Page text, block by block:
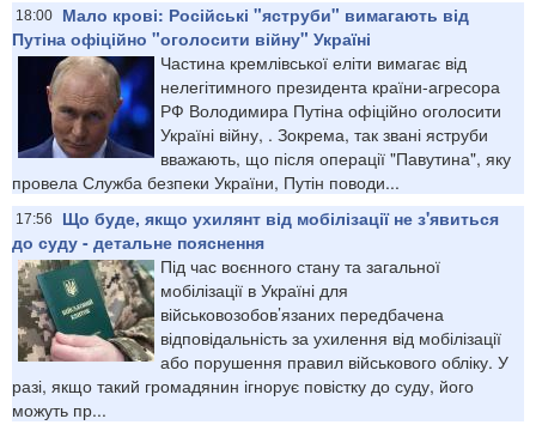
18:00
Мало крові: Російські "яструби" вимагають від
Путіна офіційно "оголосити війну" Україні
Частина кремлівської еліти вимагає від
нелегітимного президента країни-агресора
РФ Володимира Путіна офіційно оголосити
Україні війну, . Зокрема, так звані яструби
вважають, що після операції "Павутина", яку
провела Служба безпеки України, Путін поводи...
17:56
Що буде, якщо ухилянт від мобілізації не з'явиться
до суду - детальне пояснення
Під час воєнного стану та загальної
мобілізації в Україні для
військовозобов’язаних передбачена
відповідальність за ухилення від мобілізації
або порушення правил військового обліку. У
разі, якщо такий громадянин ігнорує повістку до суду, його
можуть пр...